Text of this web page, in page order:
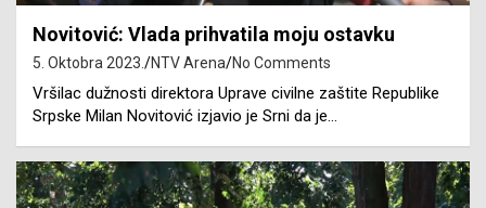
Novitović: Vlada prihvatila moju ostavku
5. Oktobra 2023. NTV Arena No Comments
Vršilac dužnosti direktora Uprave civilne zaštite Republike
Srpske Milan Novitović izjavio je Srni da je…